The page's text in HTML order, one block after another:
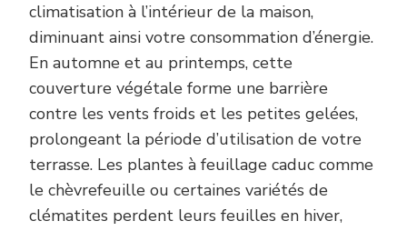
climatisation à l’intérieur de la maison,
diminuant ainsi votre consommation d’énergie.
En automne et au printemps, cette
couverture végétale forme une barrière
contre les vents froids et les petites gelées,
prolongeant la période d’utilisation de votre
terrasse. Les plantes à feuillage caduc comme
le chèvrefeuille ou certaines variétés de
clématites perdent leurs feuilles en hiver,